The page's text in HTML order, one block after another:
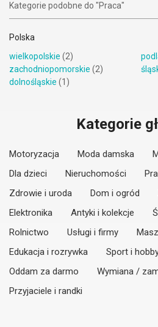
Kategorie podobne do "Praca"
Polska
wielkopolskie (2)
zachodniopomorskie (2)
dolnośląskie (1)
Kategorie
Motoryzacja Moda damska
Dla dzieci
Nieruchomości
Zdrowie i uroda
Dom i ogród
Elektronika
Antyki i kolekcje
Rolnictwo
Usługi i firmy
Edukacja i rozrywka
Sport i
Oddam za darmo
Wymiana /
Przyjaciele i randki